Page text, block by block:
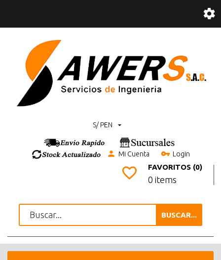
S/ PEN
Mi Cuenta Login
FAVORITOS (0)
0 items
BUSCAR...